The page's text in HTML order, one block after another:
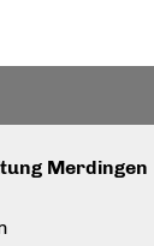
Merdingen